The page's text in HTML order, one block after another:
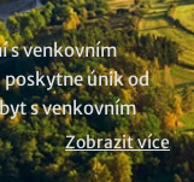
s venkovním
poskytne únik od
s venkovním
nad to si
patří. Není to co
Zobrazit více